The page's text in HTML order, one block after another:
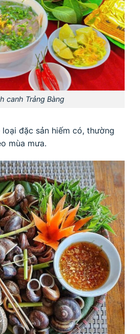
canh Trảng Bàng
loại đặc sản hiếm có, thường
mùa mưa.